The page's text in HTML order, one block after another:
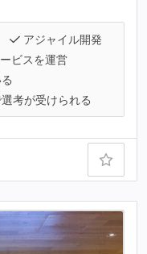
アジャイル開発
ビスを運営
考が受けられる